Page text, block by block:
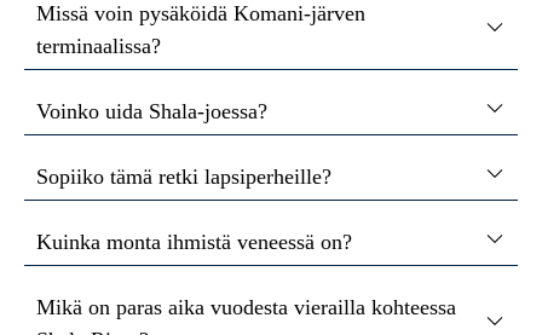
Missä voin pysäköidä Komani-järven
terminaalissa?
Voinko uida Shala-joessa?
Sopiiko tämä retki lapsiperheille?
Kuinka monta ihmistä veneessä on?
Mikä on paras aika vuodesta vierailla kohteessa